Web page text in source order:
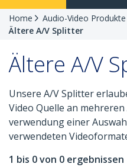
Home Audio-Video Produkte
Ältere A/V Splitter
Ältere A/V
Unsere A/V Splitter
Video Quelle an
verwendung einer
verwendeten
1 bis 0 von 0 ergebnissen